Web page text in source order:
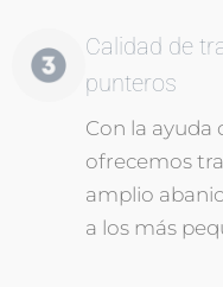
Calidad de
punteros
Con la ayuda
ofrecemos
amplio
a los más